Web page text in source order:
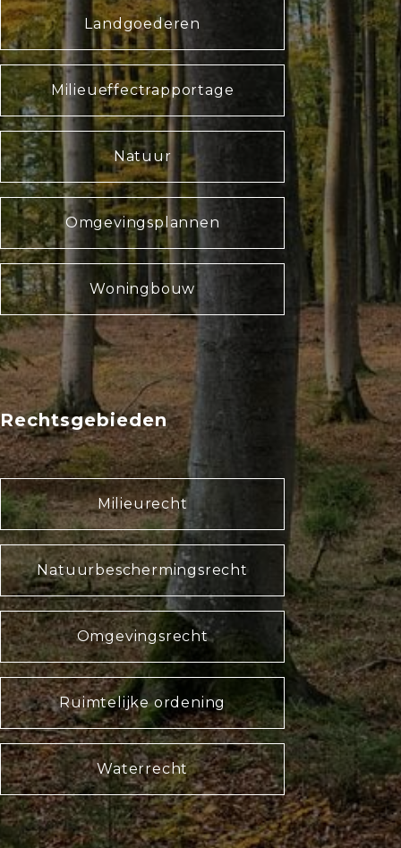
Landgoederen
Milieueffectrapportage
Natuur
Omgevingsplannen
Woningbouw
Rechtsgebieden
Milieurecht
Natuurbeschermingsrecht
Omgevingsrecht
Ruimtelijke ordening
Waterrecht